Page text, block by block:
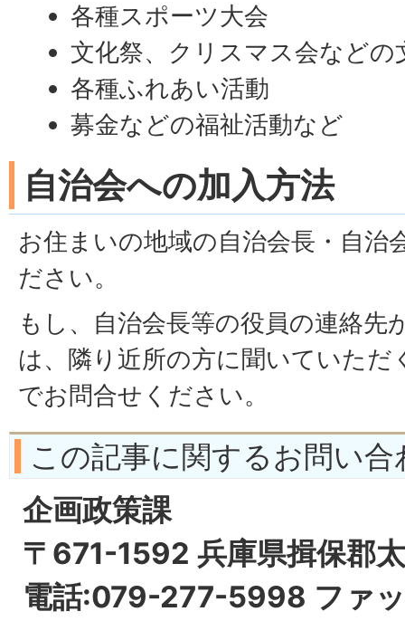
各種スポーツ大会
文化祭、クリスマス会などの
各種ふれあい活動
募金などの福祉活動など
自治会への加入方法
お住まいの地域の自治会長・自治
ださい。
もし、自治会長等の役員の連絡先
は、隣り近所の方に聞いていただ
でお問合せください。
この記事に関するお問い合
企画政策課
〒671-1592 兵庫県揖保郡
電話:079-277-5998 ファ